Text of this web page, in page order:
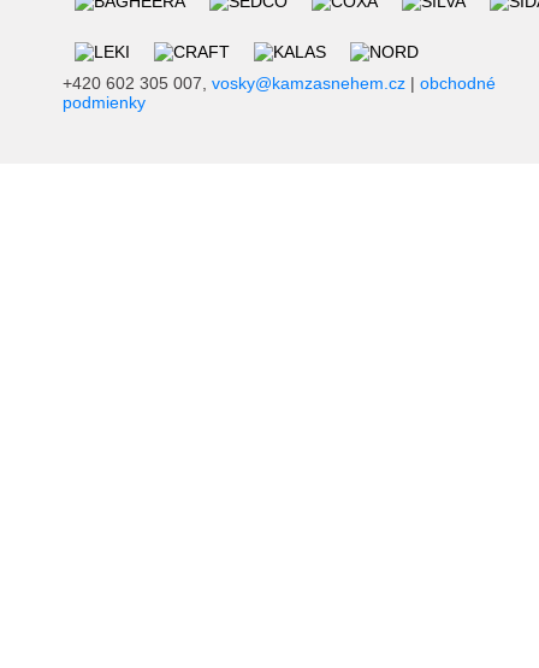
+420 602 305 007, vosky@kamzasnehem.cz | obchodné
podmienky